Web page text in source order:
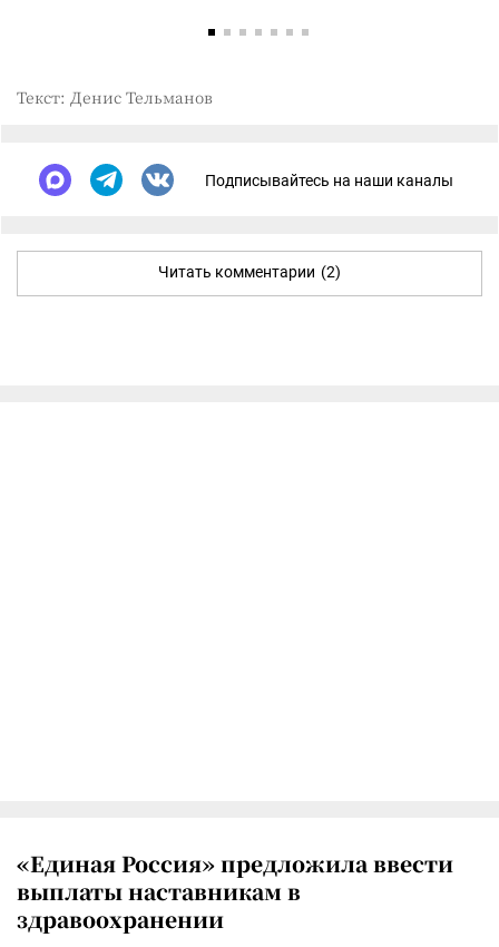
Текст: Денис Тельманов
Подписывайтесь на наши каналы
Читать комментарии (2)
«Единая Россия» предложила ввести
выплаты наставникам в
здравоохранении